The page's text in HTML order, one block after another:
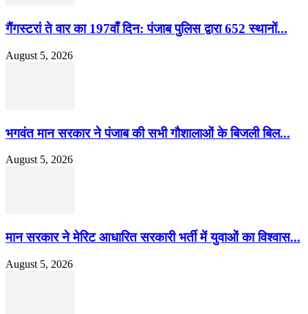
गैंगस्टरां ते वार का 197वाँ दिन: पंजाब पुलिस द्वारा 652 स्थानों...
August 5, 2026
भगवंत मान सरकार ने पंजाब की सभी गौशालाओं के बिजली बिल...
August 5, 2026
मान सरकार ने मेरिट आधारित सरकारी भर्ती में युवाओं का विश्वास...
August 5, 2026